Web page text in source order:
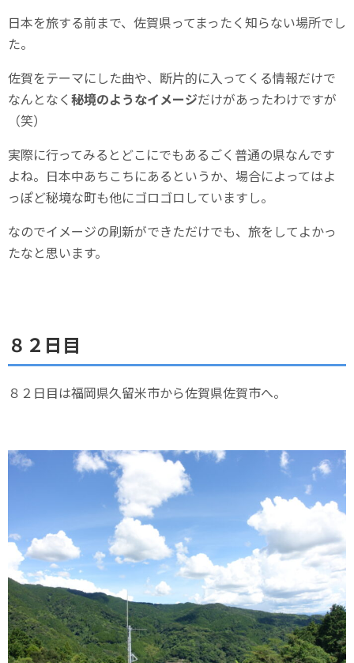
日本を旅する前まで、佐賀県ってまったく知らない場所でし
た。
佐賀をテーマにした曲や、断片的に入ってくる情報だけで
なんとなく 秘境のようなイメージだけがあったわけですが
（笑）
実際に行ってみるとどこにでもあるごく普通の県なんです
よね。日本中あちこちにあるというか、場合によってはよ
っぽど秘境な町も他にゴロゴロしていますし。
なのでイメージの刷新ができただけでも、旅をしてよかっ
たなと思います。
８２日目
８２日目は福岡県久留米市から佐賀県佐賀市へ。